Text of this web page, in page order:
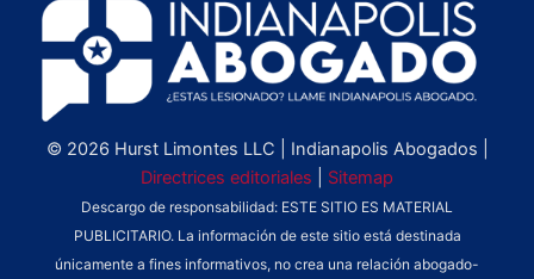
© 2026 Hurst Limontes LLC | Indianapolis Abogados |
Directrices editoriales
Sitemap
Descargo de responsabilidad: ESTE SITIO ES MATERIAL
PUBLICITARIO. La información de este sitio está destinada
únicamente a fines informativos, no crea una relación abogado-